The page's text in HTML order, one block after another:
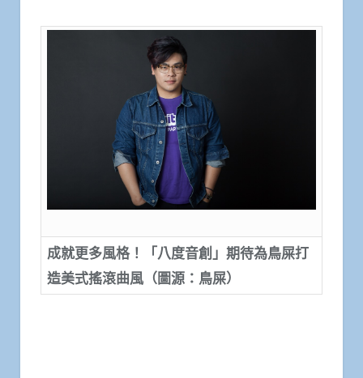
成就更多風格！「八度音創」期待為鳥屎打
造美式搖滾曲風（圖源：鳥屎）